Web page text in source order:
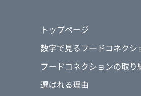
トップページ
数字で見るフードコネクシ
フードコネクションの取り
選ばれる理由